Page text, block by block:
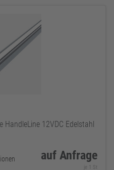
HandleLine 12VDC Edelstahl
auf Anfrage
je 1 St